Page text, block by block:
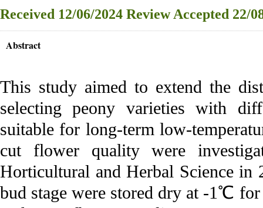
Received 12/06/2024 Review Accepted 22/
Abstract
This study aimed to extend the
selecting peony varieties with
suitable for long-term low-
cut flower quality were
Horticultural and Herbal Science in
bud stage were stored dry at -1℃